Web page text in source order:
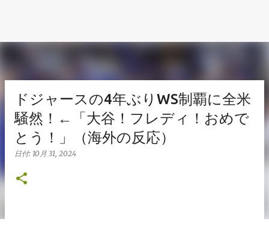
ドジャースの4年ぶりWS制覇に全米
騒然！←「大谷！フレディ！おめで
とう！」（海外の反応）
日付: 10月 31, 2024